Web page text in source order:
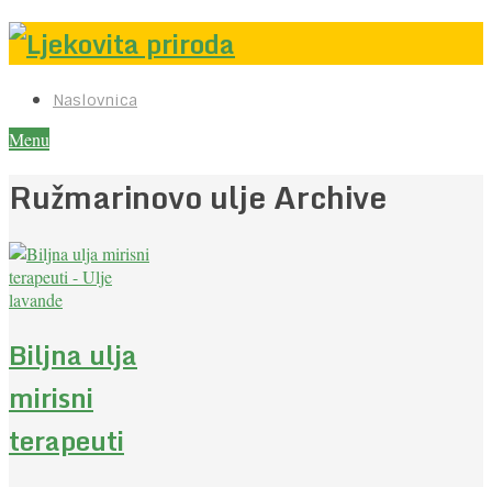
Naslovnica
Menu
Ružmarinovo ulje Archive
Biljna ulja
mirisni
terapeuti